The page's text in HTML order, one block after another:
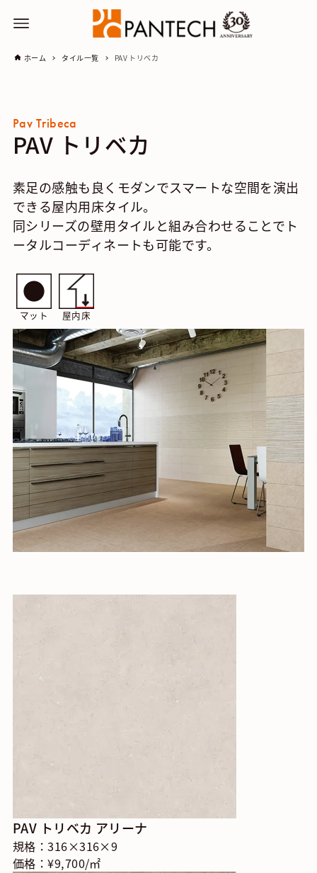
ホーム タイル一覧 PAV トリベカ
Pav Tribeca
PAV トリベカ
素足の感触も良くモダンでスマートな空間を演出
できる屋内用床タイル。
同シリーズの壁用タイルと組み合わせることでト
ータルコーディネートも可能です。
マット 屋内床
PAV トリベカ アリーナ
規格：316×316×9
価格：¥9,700/㎡